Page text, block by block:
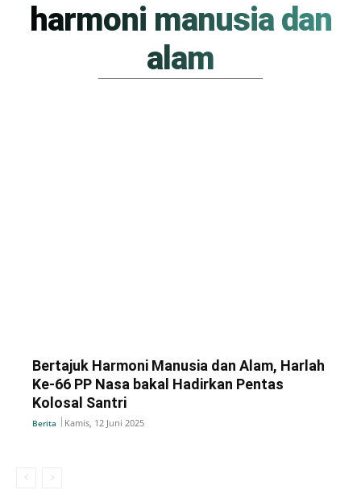
harmoni manusia dan
alam
Bertajuk Harmoni Manusia dan Alam, Harlah
Ke-66 PP Nasa bakal Hadirkan Pentas
Kolosal Santri
Berita Kamis, 12 Juni 2025